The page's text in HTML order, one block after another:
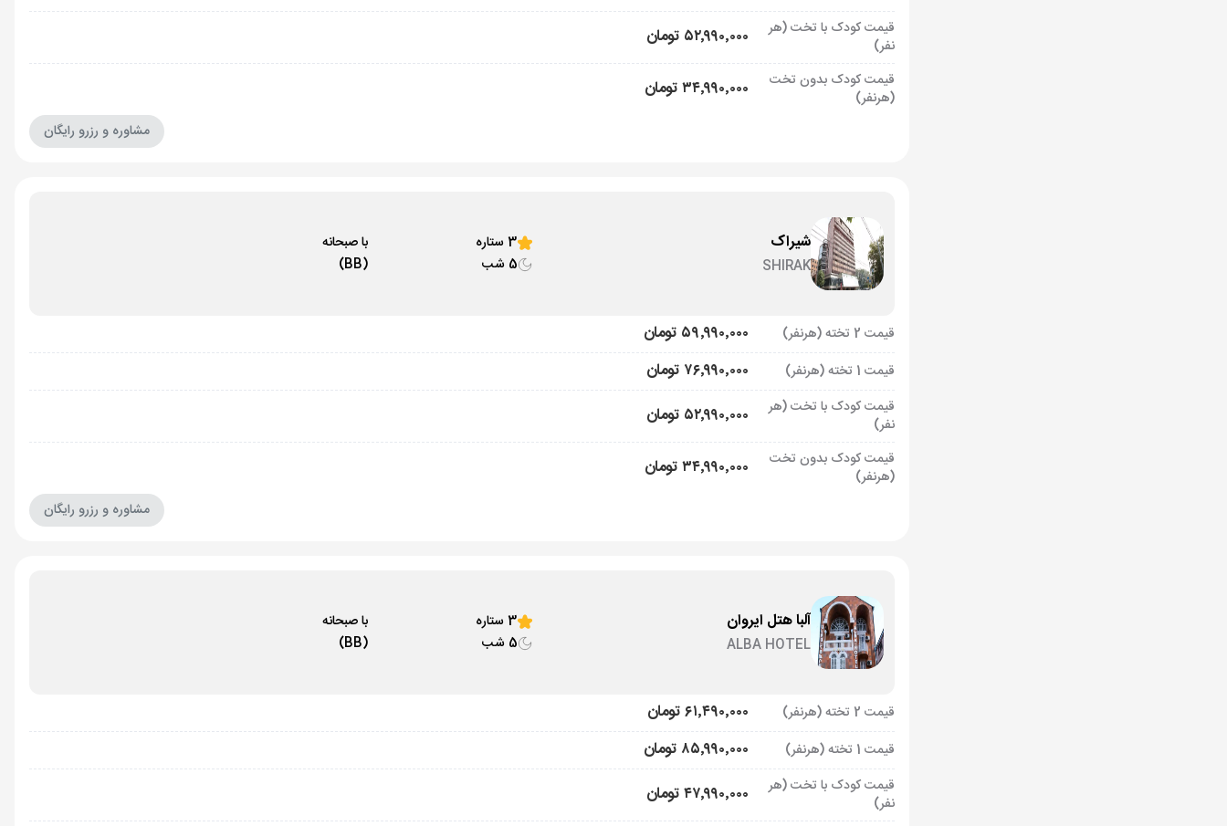
قیمت کودک با تخت (هر
نفر)
۵۲٬۹۹۰٬۰۰۰ تومان
قیمت کودک بدون تخت
(هرنفر)
۳۴٬۹۹۰٬۰۰۰ تومان
مشاوره و رزرو رایگان
شیراک
SHIRAK
3 ستاره
5 شب
با صبحانه
(BB)
قیمت 2 تخته (هرنفر) ۵۹٬۹۹۰٬۰۰۰ تومان
قیمت 1 تخته (هرنفر) ۷۶٬۹۹۰٬۰۰۰ تومان
قیمت کودک با تخت (هر
نفر)
۵۲٬۹۹۰٬۰۰۰ تومان
قیمت کودک بدون تخت
(هرنفر)
۳۴٬۹۹۰٬۰۰۰ تومان
مشاوره و رزرو رایگان
آلبا هتل ایروان
ALBA HOTEL
3 ستاره
5 شب
با صبحانه
(BB)
قیمت 2 تخته (هرنفر) ۶۱٬۴۹۰٬۰۰۰ تومان
قیمت 1 تخته (هرنفر) ۸۵٬۹۹۰٬۰۰۰ تومان
قیمت کودک با تخت (هر
نفر)
۴۷٬۹۹۰٬۰۰۰ تومان